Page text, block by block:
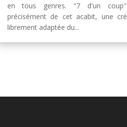
en tous genres. "7 d'un
précisément de cet acabit, une
librement adaptée du...